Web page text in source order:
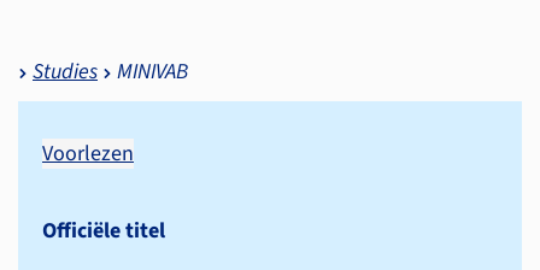
Studies MINIVAB
Voorlezen
Officiële titel